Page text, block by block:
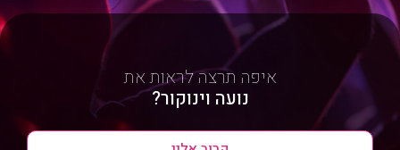
איפה תרצה לראות את
נועה וינוקור?